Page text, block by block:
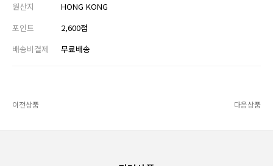
원산지
HONG KONG
포인트
2,600점
배송비결제
무료배송
이전상품 다음상품